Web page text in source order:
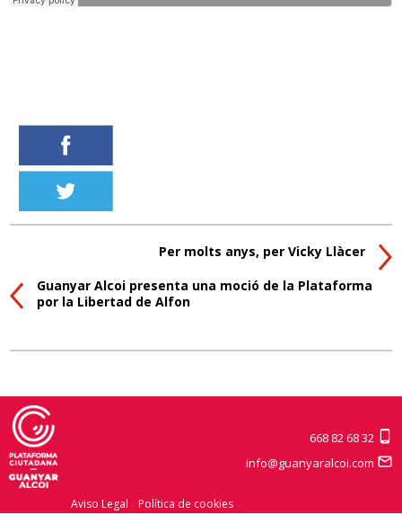
Per molts anys, per Vicky Llàcer
Guanyar Alcoi presenta una moció de la Plataforma
por la Libertad de Alfon
Aviso Legal
Política de cookies
668 82 68 32
info@guanyaralcoi.com